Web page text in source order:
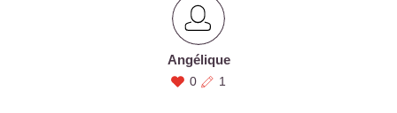
Angélique
0 1